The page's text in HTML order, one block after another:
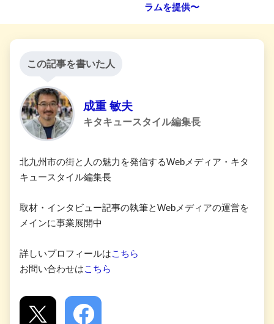
ラムを提供〜
この記事を書いた人
成重 敏夫
キタキュースタイル編集長
北九州市の街と人の魅力を発信するWebメディア・キタ
キュースタイル編集長
取材・インタビュー記事の執筆とWebメディアの運営を
メインに事業展開中
詳しいプロフィールはこちら
お問い合わせはこちら